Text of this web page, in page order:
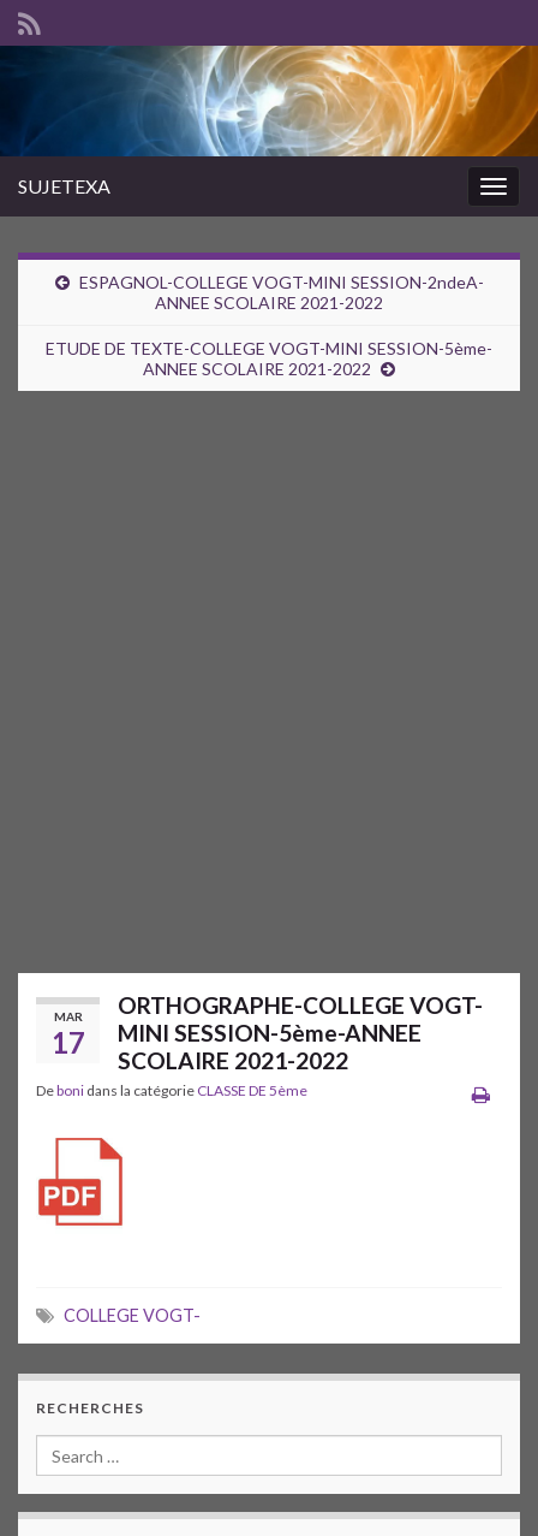
SUJETEXA
ESPAGNOL-COLLEGE VOGT-MINI SESSION-2ndeA-
ANNEE SCOLAIRE 2021-2022
ETUDE DE TEXTE-COLLEGE VOGT-MINI SESSION-5ème-
ANNEE SCOLAIRE 2021-2022
MAR
17
ORTHOGRAPHE-COLLEGE VOGT-
MINI SESSION-5ème-ANNEE
SCOLAIRE 2021-2022
Deboni dans la catégorie CLASSE DE 5ème
COLLEGE VOGT-
RECHERCHES